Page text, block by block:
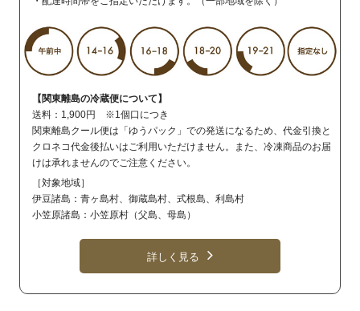
【関東離島の冷蔵便について】
送料：1,900円 ※1個口につき
関東離島クール便は「ゆうパック」での発送になるため、代金引換と
クロネコ代金後払いはご利用いただけません。また、冷凍商品のお届
けは承れませんのでご注意ください。
［対象地域］
伊豆諸島：青ヶ島村、御蔵島村、式根島、利島村
小笠原諸島：小笠原村（父島、母島）
詳しく見る